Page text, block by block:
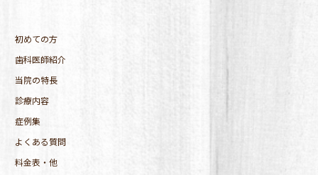
初めての方
歯科医師紹介
当院の特長
診療内容
症例集
よくある質問
料金表・他